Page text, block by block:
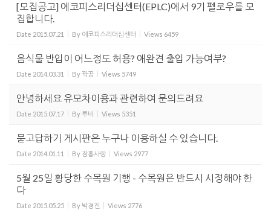
[모집공고] 에코피스리더십센터(EPLC)에서 9기 펠로우를 모
집합니다.
Date 2015.07.21 By 에코피스리더십센터 Views 6459
음식물 반입이 어느정도 허용? 애완견 출입 가능여부?
Date 2014.03.31 By짝꿍 Views 5749
안녕하세요 유모차이용과 관련하여 문의드려요
Date 2015.07.17 By루비 Views 5351
묻고답하기 게시판은 누구나 이용하실 수 있습니다.
Date 2014.01.11 By 장흥사랑 Views 2977
5월 25일 황당한 수목원 기행 - 수목원은 반드시 시정해야 한
다
Date 2015.05.25 By 박경진 Views 2776